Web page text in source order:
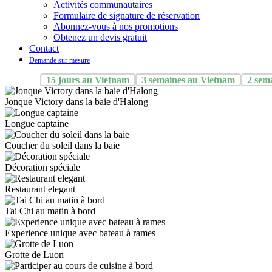
Activités communautaires
Formulaire de signature de réservation
Abonnez-vous à nos promotions
Obtenez un devis gratuit
Contact
Demande sur mesure
15 jours au Vietnam 3 semaines au Vietnam 2
Jonque Victory dans la baie d'Halong
Longue captaine
Coucher du soleil dans la baie
Décoration spéciale
Restaurant elegant
Tai Chi au matin à bord
Experience unique avec bateau à rames
Grotte de Luon